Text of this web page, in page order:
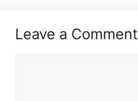
Leave a Comment